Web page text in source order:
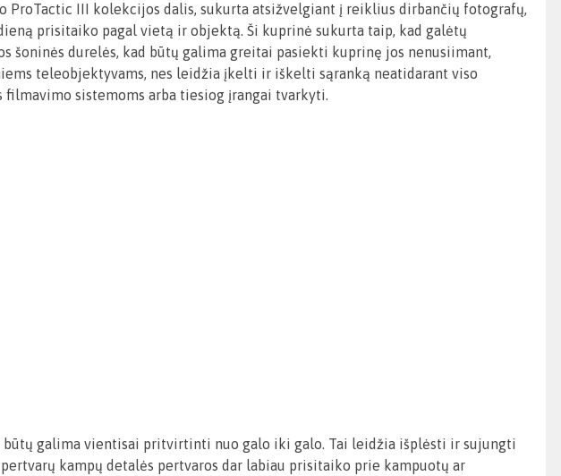
ProTactic III kolekcijos dalis, sukurta atsižvelgiant į reiklius dirbančių fotografų,
prisitaiko pagal vietą ir objektą. Ši kuprinė sukurta taip, kad galėtų
durelės, kad būtų galima greitai pasiekti kuprinę jos nenusiimant,
teleobjektyvams, nes leidžia įkelti ir iškelti sąranką neatidarant viso
sistemoms arba tiesiog įrangai tvarkyti.
būtų galima vientisai pritvirtinti nuo galo iki galo. Tai leidžia išplėsti ir sujungti
kampų detalės pertvaros dar labiau prisitaiko prie kampuotų ar